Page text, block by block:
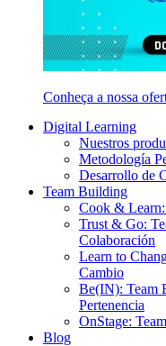
Conheça a nossa
Digital Learning
Nuestros
Metodología
Desarrollo de
Team Building
Cook &
Trust & Go:
Colaboración
Learn to
Cambio
Be(IN): Team
Pertenencia
OnStage:
Blog